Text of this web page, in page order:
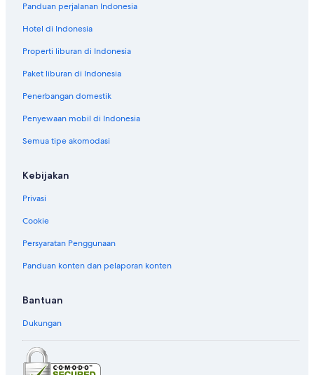
Panduan perjalanan Indonesia
Hotel di Indonesia
Properti liburan di Indonesia
Paket liburan di Indonesia
Penerbangan domestik
Penyewaan mobil di Indonesia
Semua tipe akomodasi
Kebijakan
Privasi
Cookie
Persyaratan Penggunaan
Panduan konten dan pelaporan konten
Bantuan
Dukungan